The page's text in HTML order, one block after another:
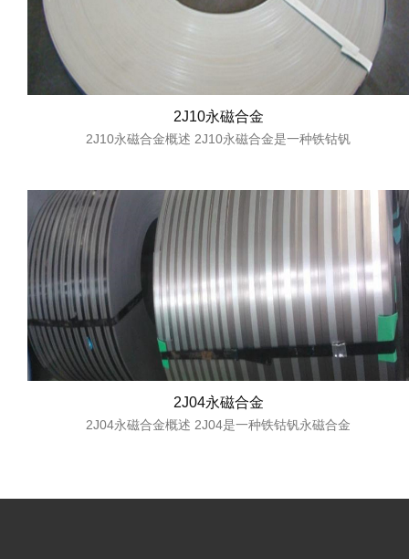
2J10永磁合金
2J10永磁合金概述 2J10永磁合金是一种铁钴钒
2J04永磁合金
2J04永磁合金概述 2J04是一种铁钴钒永磁合金